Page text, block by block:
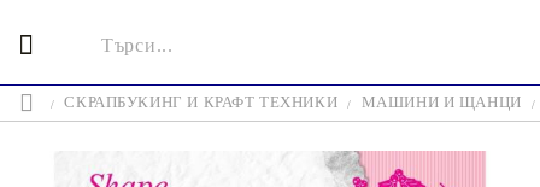
СКРАПБУКИНГ И КРАФТ ТЕХНИКИ МАШИНИ И ЩАНЦИ